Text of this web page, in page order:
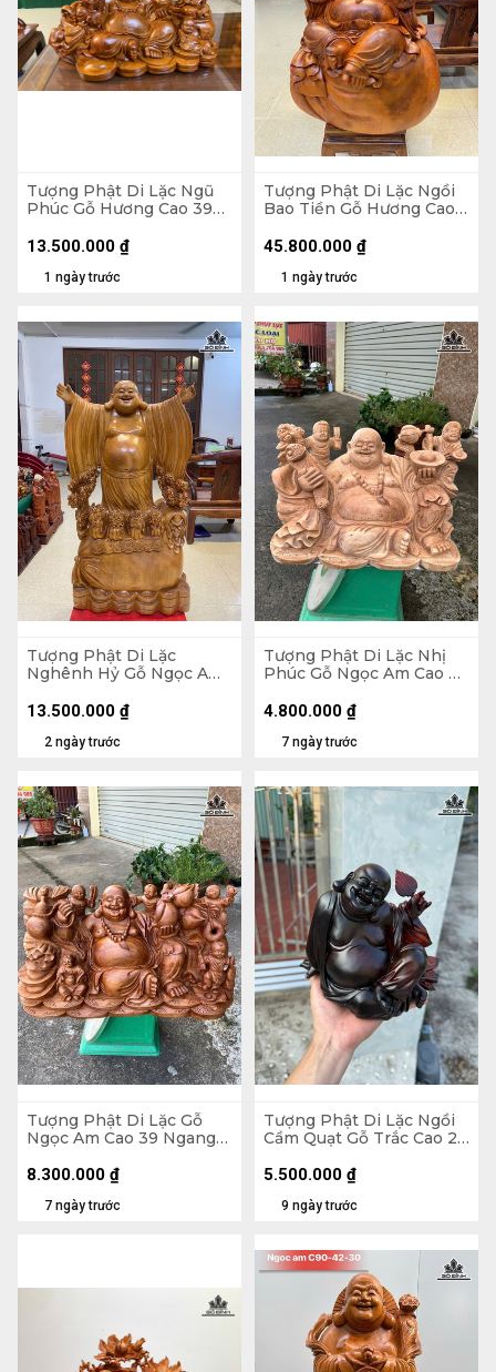
Tượng Phật Di Lặc Ngũ
Phúc Gỗ Hương Cao 39
1 ngày trước
13.500.000 ₫
Tượng Phật Di Lặc Ngồi
Bao Tiền Gỗ Hương Cao
- 155kg
1 ngày trước
45.800.000 ₫
Tượng Phật Di Lặc
Nghênh Hỷ Gỗ Ngọc Am
(cm)
2 ngày trước
13.500.000 ₫
Tượng Phật Di Lặc Nhị
Phúc Gỗ Ngọc Am Cao 30
7 ngày trước
4.800.000 ₫
Tượng Phật Di Lặc Gỗ
Ngọc Am Cao 39 Ngang
7 ngày trước
8.300.000 ₫
Tượng Phật Di Lặc Ngồi
Cầm Quạt Gỗ Trắc Cao 20
9 ngày trước
5.500.000 ₫